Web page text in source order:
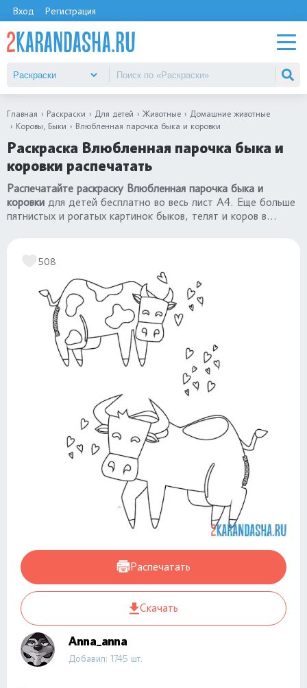
Вход Регистрация
Главная Раскраски Для детей Животные
Домашние животные
Коровы, Быки
Влюбленная парочка быка и коровки
Раскраска Влюбленная парочка быка и
коровки распечатать
Распечатайте раскраску Влюбленная парочка быка и
коровки для детей бесплатно во весь лист А4. Еще больше
пятнистых и рогатых картинок быков, телят и коров в
508
Распечатать
Скачать
Anna_anna
Добавил: 1745 шт.